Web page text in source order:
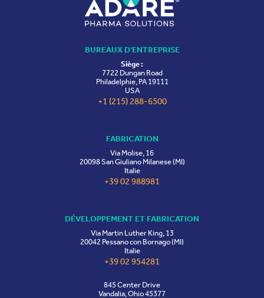
BUREAUX D'ENTREPRISE
Siège :
7722 Dungan Road
Philadelphie, PA 19111
USA
+1 (215) 288-6500
FABRICATION
Via Molise, 16
20098 San Giuliano Milanese (MI)
Italie
+39 02 988981
DÉVELOPPEMENT ET FABRICATION
Via Martin Luther King, 13
20042 Pessano con Bornago (MI)
Italie
+39 02 954281
845 Center Drive
Vandalia, Ohio 45377